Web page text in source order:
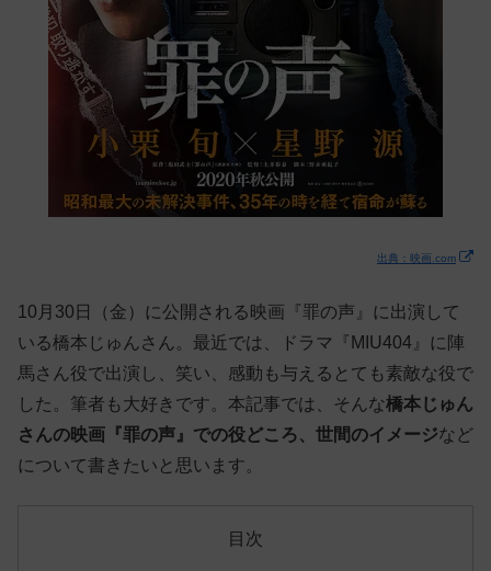
出典：映画.com
10月30日（金）に公開される映画『罪の声』に出演して
いる橋本じゅんさん。最近では、ドラマ『MIU404』に陣
馬さん役で出演し、笑い、感動も与えるとても素敵な役で
した。筆者も大好きです。本記事では、そんな橋本じゅん
さんの映画『罪の声』での役どころ、世間のイメージなど
について書きたいと思います。
目次